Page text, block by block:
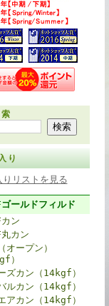
り
りリストを見る
ゴールドフィルド
ン
カン
オープン）
）
ズカン（14kgf）
ルカン（14kgf）
アカン（14kgf）